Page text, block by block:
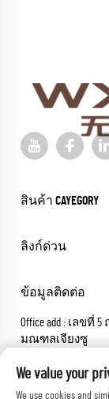
สินค้า CAYEGORY
ลิงก์ด่วน
ข้อมูลติดต่อ
Office add : เลข
มณฑลเจียงซู
โทรศัพท์:+86-
We value your
We use cookies and